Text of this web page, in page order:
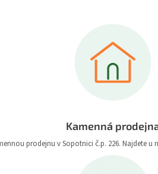
Kamenná
prodejnu v Sopotnici č.p. 226. Najdete u